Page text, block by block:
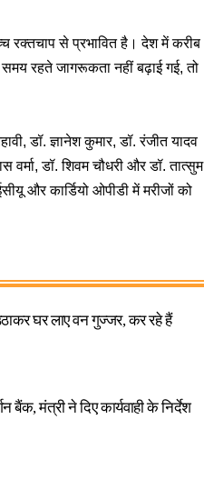
रक्तचाप से प्रभावित है। देश में करीब
समय रहते जागरूकता नहीं बढ़ाई गई, तो
डॉ. ज्ञानेश कुमार, डॉ. रंजीत यादव
वर्मा, डॉ. शिवम चौधरी और डॉ. तात्सुम
और कार्डियो ओपीडी में मरीजों को
घर लाए वन गुज्जर, कर रहे हैं
मंत्री ने दिए कार्यवाही के निर्देश